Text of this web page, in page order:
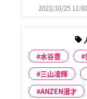
2023/10/25 11:00
水谷豊
三山凌輝
ANZEN漫才